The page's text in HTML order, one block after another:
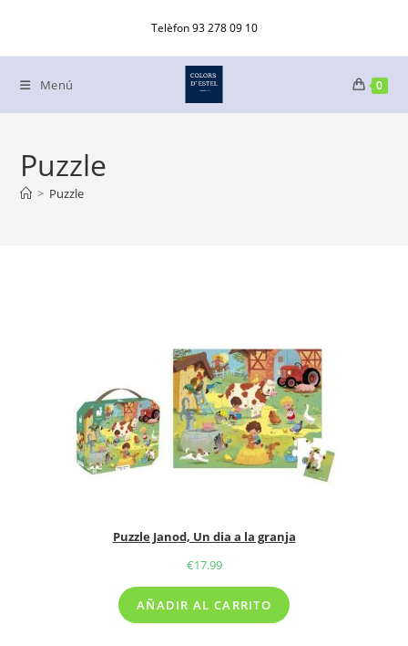
contenido
Telèfon 93 278 09 10
Menú 0
Puzzle
> Puzzle
Puzzle Janod, Un dia a la granja
€17.99
AÑADIR AL CARRITO